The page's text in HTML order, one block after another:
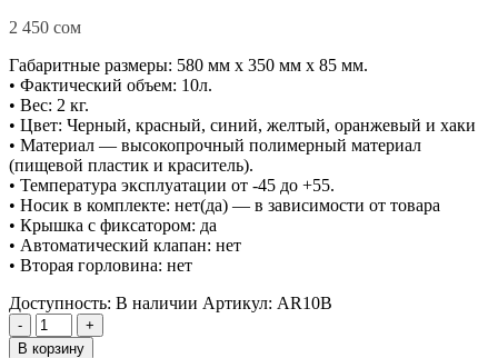
2 450 сом
Габаритные размеры: 580 мм х 350 мм х 85 мм.
• Фактический объем: 10л.
• Вес: 2 кг.
• Цвет: Черный, красный, синий, желтый, оранжевый и хаки
• Материал — высокопрочный полимерный материал
(пищевой пластик и краситель).
• Температура эксплуатации от -45 до +55.
• Носик в комплекте: нет(да) — в зависимости от товара
• Крышка с фиксатором: да
• Автоматический клапан: нет
• Вторая горловина: нет
Доступность: В наличии Артикул: AR10B
-
+
В корзину